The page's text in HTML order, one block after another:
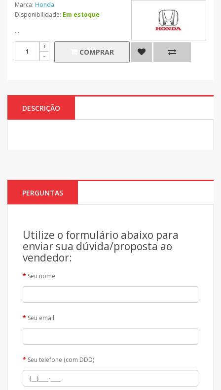
Marca: Honda
Disponibilidade: Em estoque
...
COMPRAR
DESCRIÇÃO
PERGUNTAS
Utilize o formulário abaixo para
enviar sua dúvida/proposta ao
vendedor:
Seu nome
Seu email
Seu telefone (com DDD)